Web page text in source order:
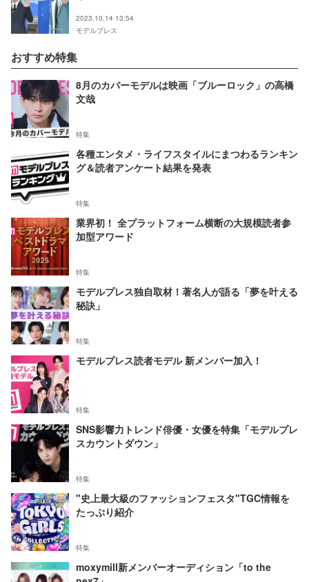
2023.10.14 13:54
モデルプレス
おすすめ特集
8月のカバーモデルは映画「ブルーロック」の高橋
文哉
特集
各種エンタメ・ライフスタイルにまつわるランキン
グ＆読者アンケート結果を発表
特集
業界初！ 全プラットフォーム横断の大規模読者参
加型アワード
特集
モデルプレス独自取材！著名人が語る「夢を叶える
秘訣」
特集
モデルプレス読者モデル 新メンバー加入！
特集
SNS影響力トレンド俳優・女優を特集「モデルプレ
スカウントダウン」
特集
"史上最大級のファッションフェスタ"TGC情報を
たっぷり紹介
特集
moxymill新メンバーオーディション「to the